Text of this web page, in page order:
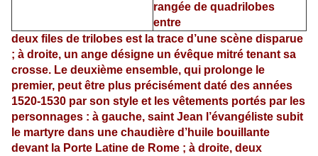
rangée de quadrilobes
entre
deux files de trilobes est la trace d’une scène disparue
; à droite, un ange désigne un évêque mitré tenant sa
crosse. Le deuxième ensemble, qui prolonge le
premier, peut être plus précisément daté des années
1520-1530 par son style et les vêtements portés par les
personnages : à gauche, saint Jean l’évangéliste subit
le martyre dans une chaudière d’huile bouillante
devant la Porte Latine de Rome ; à droite, deux